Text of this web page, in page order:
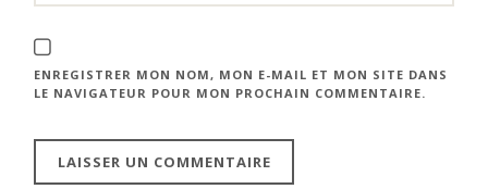
ENREGISTRER MON NOM, MON E-MAIL ET MON SITE DANS
LE NAVIGATEUR POUR MON PROCHAIN COMMENTAIRE.